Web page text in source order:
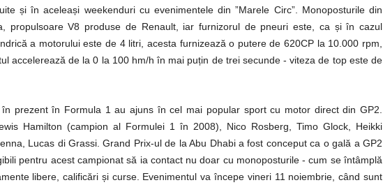
și în aceleași weekenduri cu evenimentele din ”Marele Circ”. Monoposturile din
propulsoare V8 produse de Renault, iar furnizorul de pneuri este, ca și în cazul
a motorului este de 4 litri, acesta furnizează o putere de 620CP la 10.000 rpm,
accelerează de la 0 la 100 hm/h în mai puțin de trei secunde - viteza de top este de
prezent în Formula 1 au ajuns în cel mai popular sport cu motor direct din GP2.
Hamilton (campion al Formulei 1 în 2008), Nico Rosberg, Timo Glock, Heikki
Lucas di Grassi. Grand Prix-ul de la Abu Dhabi a fost conceput ca o gală a GP2
pentru acest campionat să ia contact nu doar cu monoposturile - cum se întâmplă
libere, calificări și curse. Evenimentul va începe vineri 11 noiembrie, când sunt